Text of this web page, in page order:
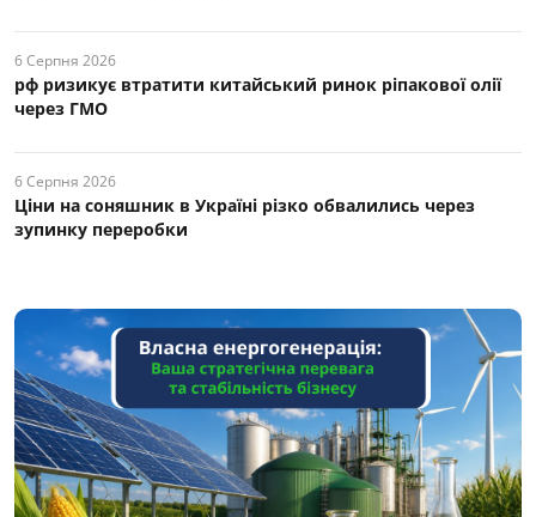
6 Серпня 2026
рф ризикує втратити китайський ринок ріпакової олії
через ГМО
6 Серпня 2026
Ціни на соняшник в Україні різко обвалились через
зупинку переробки